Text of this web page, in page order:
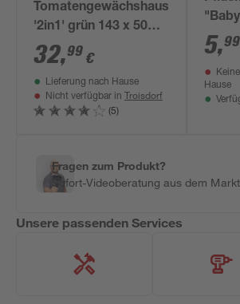
Tomatengewächshaus
'2in1' grün 143 x 50
cm
32,99 €
Lieferung nach Hause
Nicht verfügbar in Troisdorf
(5)
5,99
Hause
Fragen zum Produkt?
Sofort-Videoberatung aus dem Markt
Unsere passenden Services